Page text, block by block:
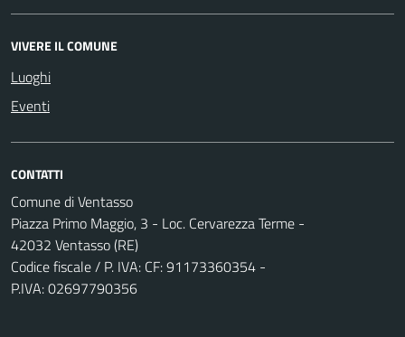
VIVERE IL COMUNE
Luoghi
Eventi
CONTATTI
Comune di Ventasso
Piazza Primo Maggio, 3 - Loc. Cervarezza Terme -
42032 Ventasso (RE)
Codice fiscale / P. IVA: CF: 91173360354 -
P.IVA: 02697790356